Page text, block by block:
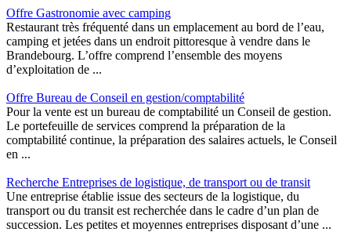
Offre Gastronomie avec camping
Restaurant très fréquenté dans un emplacement au bord de l’eau,
camping et jetées dans un endroit pittoresque à vendre dans le
Brandebourg. L’offre comprend l’ensemble des moyens
d’exploitation de ...
Offre Bureau de Conseil en gestion/comptabilité
Pour la vente est un bureau de comptabilité un Conseil de gestion.
Le portefeuille de services comprend la préparation de la
comptabilité continue, la préparation des salaires actuels, le Conseil
en ...
Recherche Entreprises de logistique, de transport ou de transit
Une entreprise établie issue des secteurs de la logistique, du
transport ou du transit est recherchée dans le cadre d’un plan de
succession. Les petites et moyennes entreprises disposant d’une ...